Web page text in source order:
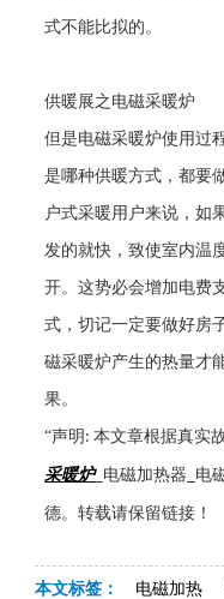
式不能比拟的。
供暖展之电磁采暖炉
但是电磁采暖炉使用过
是哪种供暖方式，都要
户式采暖用户来说，如
发的就快，致使室内温
开。这势必会增加电费
式，切记一定要做好房
磁采暖炉产生的热量才
果。
“声明 :本文章根据真实
采暖炉_ 电磁加热器 电
德。转载请保留链接！
本文标签： 电磁加热